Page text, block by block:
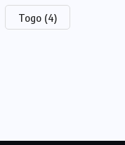
Togo (4)